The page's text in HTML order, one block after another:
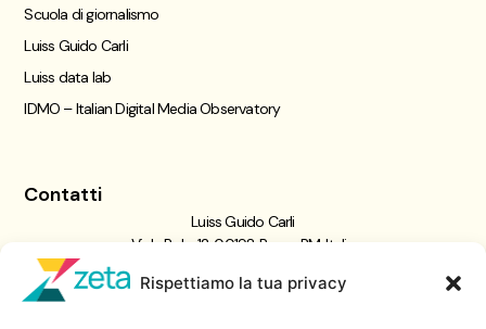
Rispettiamo la tua privacy
Scuola di giornalismo
Luiss Guido Carli
Luiss data lab
IDMO – Italian Digital Media Observatory
Contatti
Luiss Guido Carli
Viale Pola, 12, 00198 Roma RM, Italia
06 8522 5358